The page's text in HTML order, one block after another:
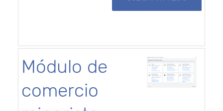
Módulo de
comercio